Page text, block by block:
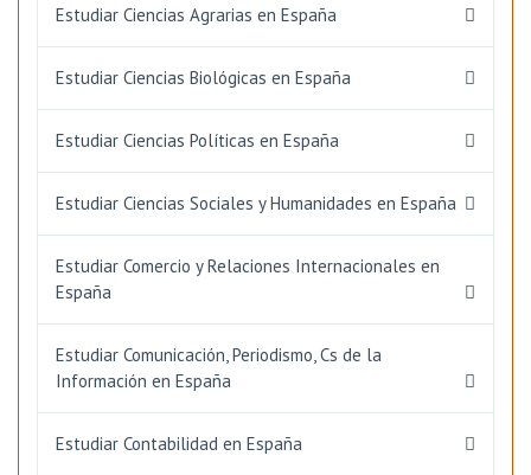
Estudiar Ciencias Agrarias en España
Estudiar Ciencias Biológicas en España
Estudiar Ciencias Políticas en España
Estudiar Ciencias Sociales y Humanidades en España
Estudiar Comercio y Relaciones Internacionales en
España
Estudiar Comunicación, Periodismo, Cs de la
Información en España
Estudiar Contabilidad en España